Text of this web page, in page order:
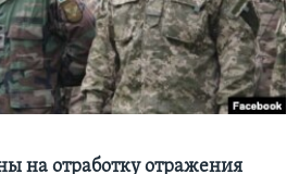
на отработку отражения